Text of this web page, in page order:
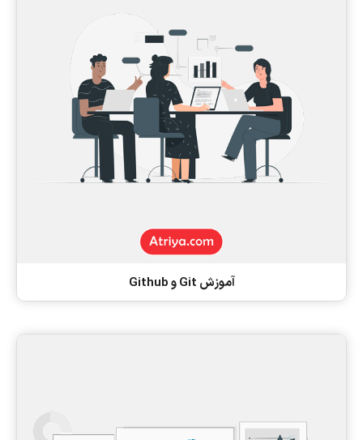
آموزش Git و Github